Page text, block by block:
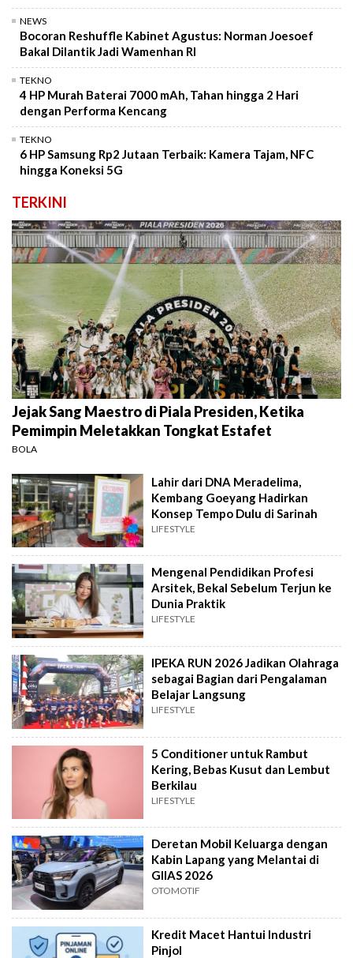
NEWS
Bocoran Reshuffle Kabinet Agustus: Norman Joesoef
Bakal Dilantik Jadi Wamenhan RI
TEKNO
4 HP Murah Baterai 7000 mAh, Tahan hingga 2 Hari
dengan Performa Kencang
TEKNO
6 HP Samsung Rp2 Jutaan Terbaik: Kamera Tajam, NFC
hingga Koneksi 5G
TERKINI
Jejak Sang Maestro di Piala Presiden, Ketika
Pemimpin Meletakkan Tongkat Estafet
BOLA
Lahir dari DNA Meradelima,
Kembang Goeyang Hadirkan
Konsep Tempo Dulu di Sarinah
LIFESTYLE
Mengenal Pendidikan Profesi
Arsitek, Bekal Sebelum Terjun ke
Dunia Praktik
LIFESTYLE
IPEKA RUN 2026 Jadikan Olahraga
sebagai Bagian dari Pengalaman
Belajar Langsung
LIFESTYLE
5 Conditioner untuk Rambut
Kering, Bebas Kusut dan Lembut
Berkilau
LIFESTYLE
Deretan Mobil Keluarga dengan
Kabin Lapang yang Melantai di
GIIAS 2026
OTOMOTIF
Kredit Macet Hantui Industri
Pinjol